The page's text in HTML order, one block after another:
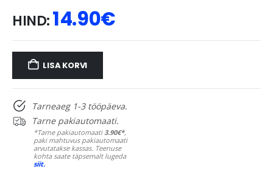
HIND:14.90€
LISA KORVI
Tarneaeg 1-3 tööpäeva.
Tarne pakiautomaati.
*Tarne pakiautomaati 3.90€*,
paki mahtuvus pakiautomaati
arvutatakse kassas. Teenuse
kohta saate täpsemalt lugeda
siit.